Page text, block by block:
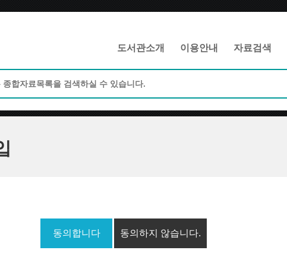
도서관소개 이용안내 자료검색